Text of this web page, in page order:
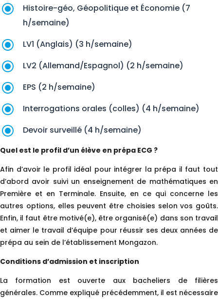
\
Histoire-géo, Géopolitique et Économie (7
h/semaine)
\ LV1 (Anglais) (3 h/semaine)
\ LV2 (Allemand/Espagnol) (2 h/semaine)
\ EPS (2 h/semaine)
\ Interrogations orales (colles) (4 h/semaine)
\ Devoir surveillé (4 h/semaine)
Quel est le profil d’un élève en prépa ECG ?
Afin d’avoir le profil idéal pour intégrer la prépa il faut tout
d’abord avoir suivi un enseignement de mathématiques en
Première et en Terminale. Ensuite, en ce qui concerne les
autres options, elles peuvent être choisies selon vos goûts.
Enfin, il faut être motivé(e), être organisé(e) dans son travail
et aimer le travail d’équipe pour réussir ses deux années de
prépa au sein de l’établissement Mongazon.
Conditions d’admission et inscription
La formation est ouverte aux bacheliers de filières
générales. Comme expliqué précédemment, il est nécessaire